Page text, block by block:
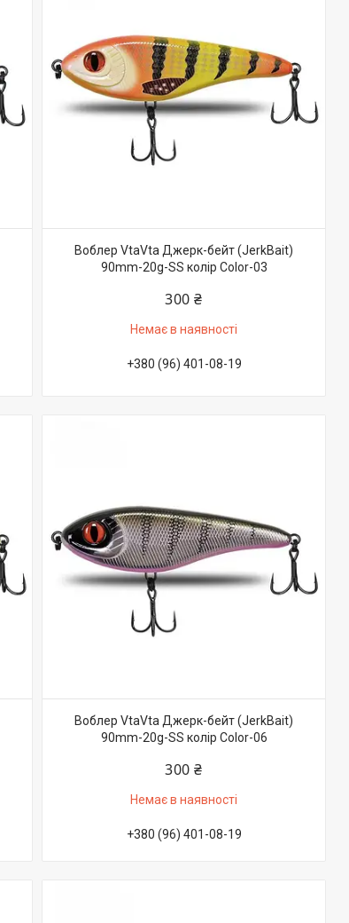
Воблер VtaVta Джерк-бейт (JerkBait)
90mm-20g-SS колір Color-03
300 ₴
Немає в наявності
+380 (96) 401-08-19
Воблер VtaVta Джерк-бейт (JerkBait)
90mm-20g-SS колір Color-06
300 ₴
Немає в наявності
+380 (96) 401-08-19